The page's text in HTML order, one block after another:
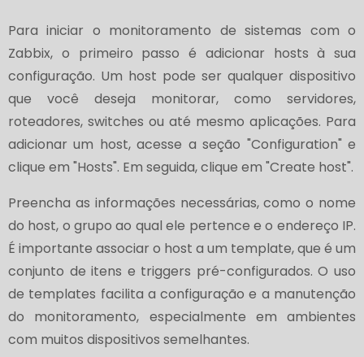
Para iniciar o monitoramento de sistemas com o
Zabbix, o primeiro passo é adicionar hosts à sua
configuração. Um host pode ser qualquer dispositivo
que você deseja monitorar, como servidores,
roteadores, switches ou até mesmo aplicações. Para
adicionar um host, acesse a seção "Configuration" e
clique em "Hosts". Em seguida, clique em "Create host".
Preencha as informações necessárias, como o nome
do host, o grupo ao qual ele pertence e o endereço IP.
É importante associar o host a um template, que é um
conjunto de itens e triggers pré-configurados. O uso
de templates facilita a configuração e a manutenção
do monitoramento, especialmente em ambientes
com muitos dispositivos semelhantes.